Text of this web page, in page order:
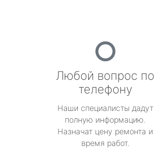
Любой вопрос по
телефону
Наши специалисты дадут
полную информацию.
Назначат цену ремонта и
время работ.